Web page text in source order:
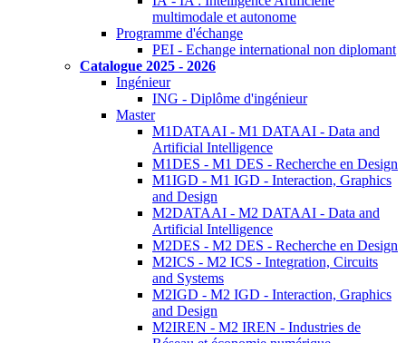
multimodale et autonome
Programme d'échange
PEI - Echange international non diplomant
Catalogue 2025 - 2026
Ingénieur
ING - Diplôme d'ingénieur
Master
M1DATAAI - M1 DATAAI - Data and
Artificial Intelligence
M1DES - M1 DES - Recherche en Design
M1IGD - M1 IGD - Interaction, Graphics
and Design
M2DATAAI - M2 DATAAI - Data and
Artificial Intelligence
M2DES - M2 DES - Recherche en Design
M2ICS - M2 ICS - Integration, Circuits
and Systems
M2IGD - M2 IGD - Interaction, Graphics
and Design
M2IREN - M2 IREN - Industries de